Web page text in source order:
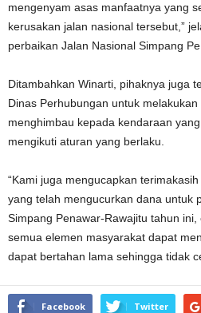
mengenyam asas manfaatnya yang
kerusakan jalan nasional tersebut,”
perbaikan Jalan Nasional Simpang
Ditambahkan Winarti, pihaknya juga
Dinas Perhubungan untuk
menghimbau kepada kendaraan
mengikuti aturan yang berlaku.
“Kami juga mengucapkan
yang telah mengucurkan dana untuk
Simpang Penawar-Rawajitu tahun
semua elemen masyarakat dapat
dapat bertahan lama sehingga tidak
Facebook Twitter